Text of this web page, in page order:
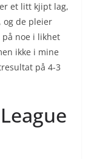
et litt kjipt lag,
og de pleier
på noe i likhet
ikke i mine
på 4-3